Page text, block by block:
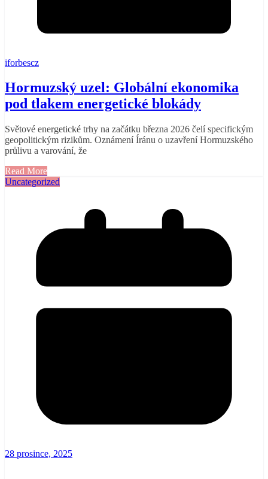
iforbescz
Hormuzský uzel: Globální ekonomika
pod tlakem energetické blokády
Světové energetické trhy na začátku března 2026 čelí specifickým
geopolitickým rizikům. Oznámení Íránu o uzavření Hormuzského
průlivu a varování, že
Read More
Uncategorized
28 prosince, 2025